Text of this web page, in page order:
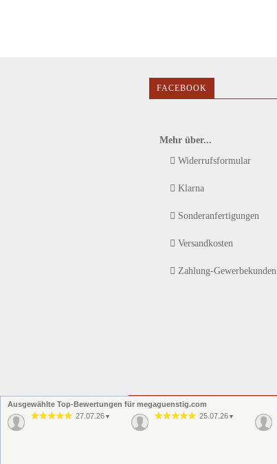
FACEBOOK
Mehr über...
Widerrufsformular
Klarna
Sonderanfertigungen
Versandkosten
Zahlung-Gewerbekunden
Ausgewählte Top-Bewertungen für megaguenstig.com
27.07.26 ▼ 25.07.26 ▼